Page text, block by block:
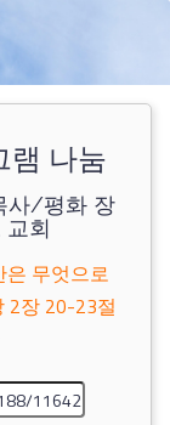
램 나눔
사/평화 장
교회
은 무엇으로
2장 20-23절